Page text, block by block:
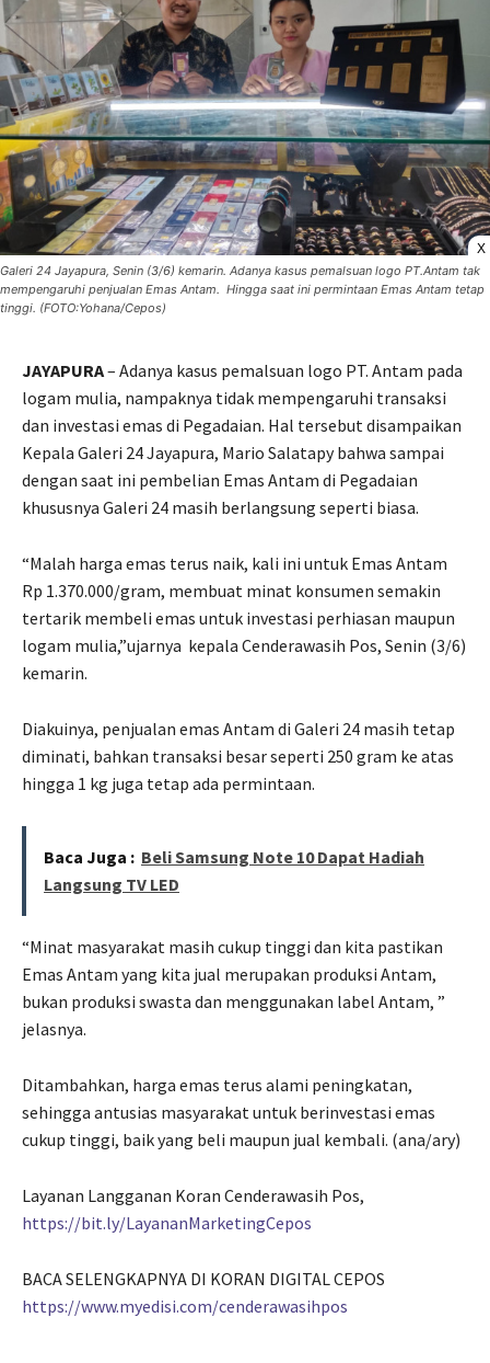
X
Galeri 24 Jayapura, Senin (3/6) kemarin. Adanya kasus pemalsuan logo PT.Antam tak
mempengaruhi penjualan Emas Antam. Hingga saat ini permintaan Emas Antam tetap
tinggi. (FOTO:Yohana/Cepos)
JAYAPURA– Adanya kasus pemalsuan logo PT. Antam pada
logam mulia, nampaknya tidak mempengaruhi transaksi
dan investasi emas di Pegadaian. Hal tersebut disampaikan
Kepala Galeri 24 Jayapura, Mario Salatapy bahwa sampai
dengan saat ini pembelian Emas Antam di Pegadaian
khususnya Galeri 24 masih berlangsung seperti biasa.
“Malah harga emas terus naik, kali ini untuk Emas Antam
Rp 1.370.000/gram, membuat minat konsumen semakin
tertarik membeli emas untuk investasi perhiasan maupun
logam mulia,”ujarnya kepala Cenderawasih Pos, Senin (3/6)
kemarin.
Diakuinya, penjualan emas Antam di Galeri 24 masih tetap
diminati, bahkan transaksi besar seperti 250 gram ke atas
hingga 1 kg juga tetap ada permintaan.
Baca Juga : Beli Samsung Note 10 Dapat Hadiah
Langsung TV LED
“Minat masyarakat masih cukup tinggi dan kita pastikan
Emas Antam yang kita jual merupakan produksi Antam,
bukan produksi swasta dan menggunakan label Antam, ”
jelasnya.
Ditambahkan, harga emas terus alami peningkatan,
sehingga antusias masyarakat untuk berinvestasi emas
cukup tinggi, baik yang beli maupun jual kembali. (ana/ary)
Layanan Langganan Koran Cenderawasih Pos,
https://bit.ly/LayananMarketingCepos
BACA SELENGKAPNYA DI KORAN DIGITAL CEPOS
https://www.myedisi.com/cenderawasihpos